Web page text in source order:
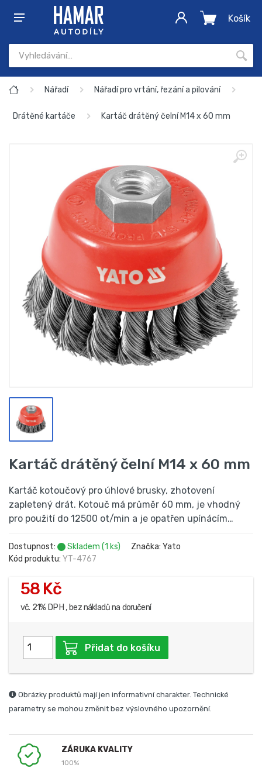
Košík
Nářadí Nářadí pro vrtání, řezání a pilování
Drátěné kartáče Kartáč drátěný čelní M14 x 60 mm
Kartáč drátěný čelní M14 x 60 mm
Kartáč kotoučový pro úhlové brusky, zhotovení
zapletený drát. Kotouč má průměr 60 mm, je vhodný
pro použití do 12500 ot/min a je opatřen upínácím…
Dostupnost: Skladem (1 ks)
Značka: Yato
Kód produktu: YT-4767
58 Kč
vč. 21% DPH , bez nákladů na doručení
Přidat do košíku
Obrázky produktů mají jen informativní charakter. Technické
parametry se mohou změnit bez výslovného upozornění.
ZÁRUKA KVALITY
100%